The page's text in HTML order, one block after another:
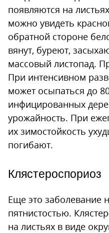
появляются на
можно увидеть
обратной стороне
вянут, буреют,
массовый листопад.
При интенсивном
может осыпаться до
инфицированных
урожайность. При
их зимостойкость
погибают.
Клястероспориоз
Еще это заболевание
пятнистостью.
на листьях в виде